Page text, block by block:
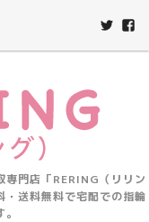
専門店「RERING（リリン
・送料無料で宅配での指輪